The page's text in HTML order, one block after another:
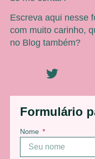
Formulário
Nome
Escreva aqui nesse
com muito carinho,
no Blog também?